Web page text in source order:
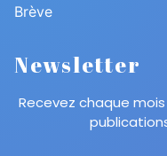
Brève
Newsletter
Recevez chaque